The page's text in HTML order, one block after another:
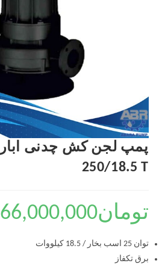
250/18.5 T
تومان66,000,000
توان 25 اسب بخار / 18.5 کیلووات
برق تکفاز